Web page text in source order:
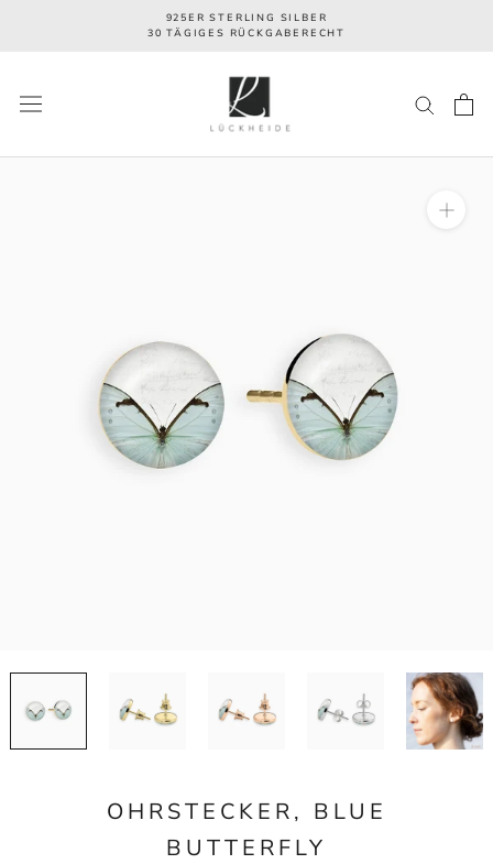
925ER STERLING SILBER
30 TÄGIGES RÜCKGABERECHT
OHRSTECKER, BLUE
BUTTERFLY